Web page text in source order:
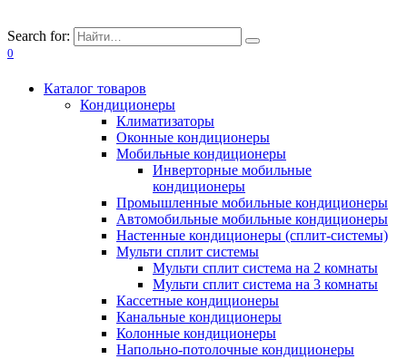
Search for:
0
Каталог товаров
Кондиционеры
Климатизаторы
Оконные кондиционеры
Мобильные кондиционеры
Инверторные мобильные
кондиционеры
Промышленные мобильные кондиционеры
Автомобильные мобильные кондиционеры
Настенные кондиционеры (сплит-системы)
Мульти сплит системы
Мульти сплит система на 2 комнаты
Мульти сплит система на 3 комнаты
Кассетные кондиционеры
Канальные кондиционеры
Колонные кондиционеры
Напольно-потолочные кондиционеры